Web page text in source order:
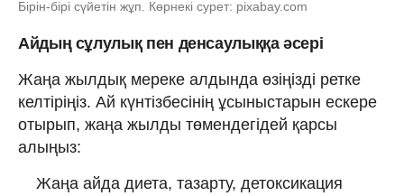
Бірін-бірі сүйетін жұп. Көрнекі сурет: pixabay.com
Айдың сұлулық пен денсаулыққа әсері
Жаңа жылдық мереке алдында өзіңізді ретке
келтіріңіз. Ай күнтізбесінің ұсыныстарын ескере
отырып, жаңа жылды төмендегідей қарсы
алыңыз:
Жаңа айда диета, тазарту, детоксикация